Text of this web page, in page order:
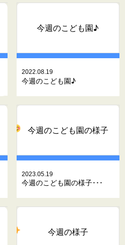
今週のこども園♪
2022.08.19
今週のこども園♪
今週のこども園の様子
2023.05.19
今週のこども園の様子･･･
今週の様子